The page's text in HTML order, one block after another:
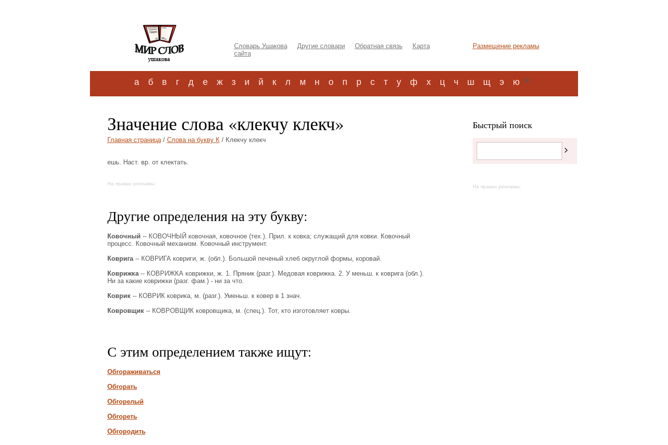
Словарь Ушакова Другие словари Обратная связь
Карта
сайта
Размещение рекламы
а б в г д е ж з и й к л м н о п р с т у ф х ц ч ш щ э ю я
Значение слова «клекчу клекч»
Главная страница/ Слова на букву К/ Клекчу клекч
ешь. Наст. вр. от клектать.
На правах рекламы:
Другие определения на эту букву:
Ковочный -- КОВОЧНЫЙ ковочная, ковочное (тех.). Прил. к ковка; служащий для ковки. Ковочный
процесс. Ковочный механизм. Ковочный инструмент.
Коврига-- КОВРИГА ковриги, ж. (обл.). Большой печеный хлеб округлой формы, коровай.
Коврижка-- КОВРИЖКА коврижки, ж. 1. Пряник (разг.). Медовая коврижка. 2. У меньш. к коврига (обл.).
Ни за какие коврижки (разг. фам.) - ни за что.
Коврик-- КОВРИК коврика, м. (разг.). Уменьш. к ковер в 1 знач.
Ковровщик-- КОВРОВЩИК ковровщика, м. (спец.). Тот, кто изготовляет ковры.
С этим определением также ищут:
Обгораживаться
Обгорать
Обгорелый
Обгореть
Обгородить
Быстрый поиск
На правах рекламы: